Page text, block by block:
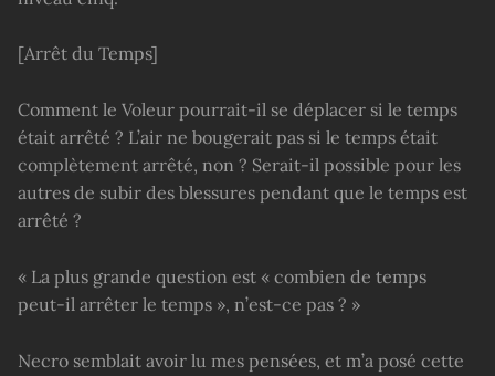
[Arrêt du Temps]
Comment le Voleur pourrait-il se déplacer si le temps
était arrêté ? L’air ne bougerait pas si le temps était
complètement arrêté, non ? Serait-il possible pour les
autres de subir des blessures pendant que le temps est
arrêté ?
« La plus grande question est « combien de temps
peut-il arrêter le temps », n’est-ce pas ? »
Necro semblait avoir lu mes pensées, et m’a posé cette